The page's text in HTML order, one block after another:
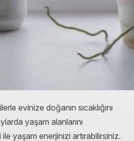
evinize doğanın sıcaklığını
yaşam alanlarını
ile yaşam enerjinizi artırabilirsiniz.